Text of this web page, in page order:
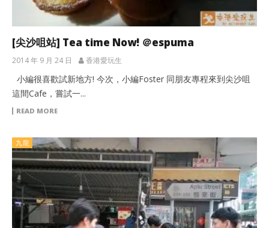
[尖沙咀站] Tea time Now! ＠espuma
2014 年 9 月 24 日 香港愛玩生
小編很喜歡試新地方! 今次，小編Foster 同朋友專程來到尖沙咀
這間Cafe，嘗試一...
READ MORE
九龍